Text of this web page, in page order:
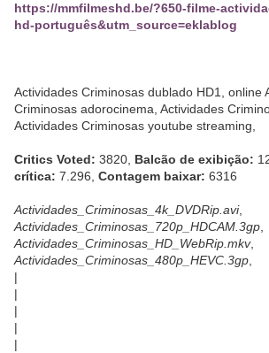
https://mmfilmeshd.be/?650-filme-
hd-português&utm_source=eklablog
Actividades Criminosas dublado HD1, online
Criminosas adorocinema, Actividades
Actividades Criminosas youtube streaming,
Critics Voted: 3820, Balcão de exibição:
crítica: 7.296, Contagem baixar: 6316
Actividades_Criminosas_4k_DVDRip.avi,
Actividades_Criminosas_720p_HDCAM.3gp
Actividades_Criminosas_HD_WebRip.mkv,
Actividades_Criminosas_480p_HEVC.3gp
|
|
|
|
|